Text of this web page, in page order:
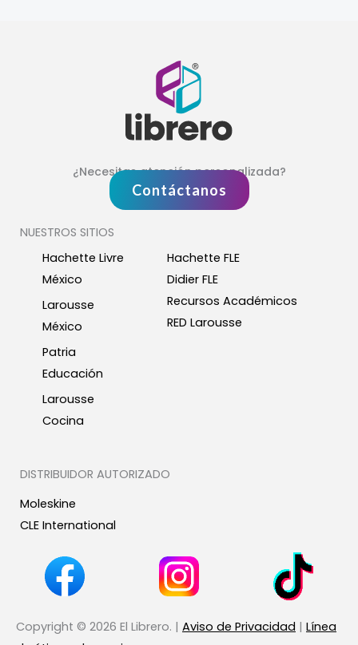
¿Necesitas atención personalizada?
Contáctanos
NUESTROS SITIOS
Hachette Livre
México
Larousse
México
Patria
Educación
Larousse
Cocina
Hachette FLE
Didier FLE
Recursos Académicos
RED Larousse
DISTRIBUIDOR AUTORIZADO
Moleskine
CLE International
Copyright © 2026 El Librero. | Aviso de Privacidad | Línea